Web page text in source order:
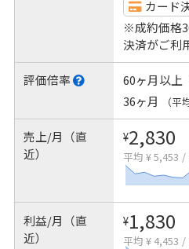
カード
※成約価格
決済がご利
評価倍率 60ヶ月以上
36ヶ月 （平
売上/月（直
近）
¥2,830
平均 ¥ 5,453 /
利益/月（直
近）
¥1,830
平均 ¥ 4,453 /